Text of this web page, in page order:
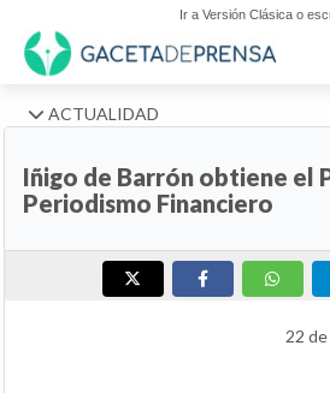
Ir a Versión Clásica o
ACTUALIDAD
Iñigo de Barrón obtiene el
Periodismo Financiero
22